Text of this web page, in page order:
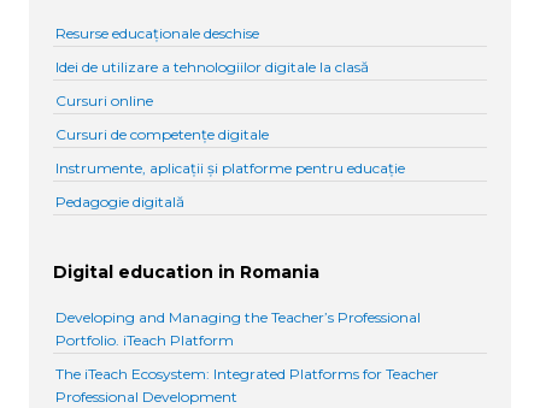
Resurse educaționale deschise
Idei de utilizare a tehnologiilor digitale la clasă
Cursuri online
Cursuri de competențe digitale
Instrumente, aplicații și platforme pentru educație
Pedagogie digitală
Digital education in Romania
Developing and Managing the Teacher’s Professional
Portfolio. iTeach Platform
The iTeach Ecosystem: Integrated Platforms for Teacher
Professional Development